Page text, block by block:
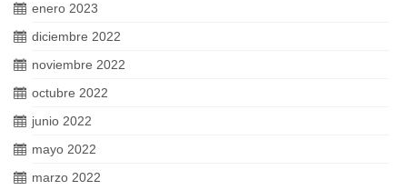
enero 2023
diciembre 2022
noviembre 2022
octubre 2022
junio 2022
mayo 2022
marzo 2022